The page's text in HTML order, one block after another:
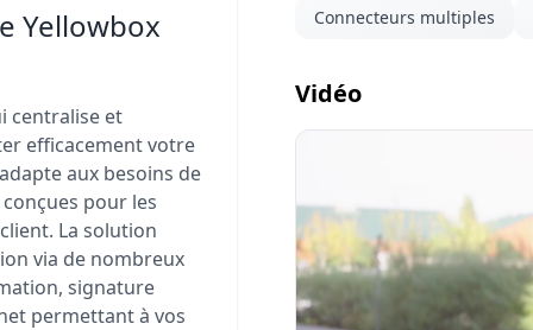
Yellowbox
centralise et
efficacement votre
aux besoins de
pour les
La solution
via de nombreux
signature
permettant à vos
Connecteurs multiples
Vidéo
Visionner
la vidéo